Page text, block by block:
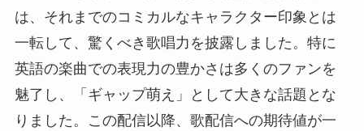
は、それまでのコミカルなキャラクター印象とは
一転して、驚くべき歌唱力を披露しました。特に
英語の楽曲での表現力の豊かさは多くのファンを
魅了し、「ギャップ萌え」として大きな話題とな
りました。この配信以降、歌配信への期待値が一